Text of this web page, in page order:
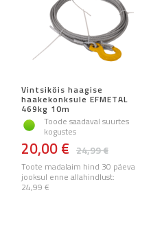
Vintsiköis haagise
haakekonksule EFMETAL
469kg 10m
Toode saadaval suurtes
kogustes
24,99 €
20,00 €
Toote madalaim hind 30 päeva
jooksul enne allahindlust:
24,99 €